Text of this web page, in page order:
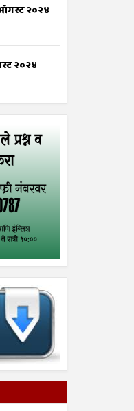
२०२४
२०२४